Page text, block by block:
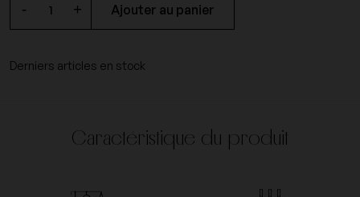
+
- Ajouter au panier
Derniers articles en stock
Caractéristique du produit